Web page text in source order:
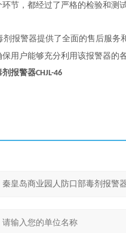
节，都经过了严格的检验和测
剂报警器提供了全面的售后服务
用户能够充分利用该报警器的
剂报警器CHJL-46